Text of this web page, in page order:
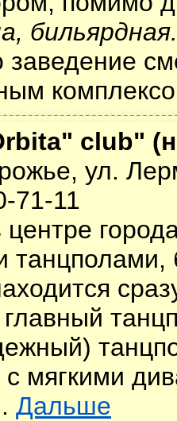
заведение
club"
ул.
71-11
танцполами,
мягкими
Дальше